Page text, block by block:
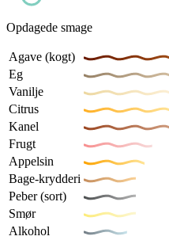
Opdagede smage
Agave (kogt)
Eg
Vanilje
Citrus
Kanel
Frugt
Appelsin
Bage-krydderi
Peber (sort)
Smør
Alkohol